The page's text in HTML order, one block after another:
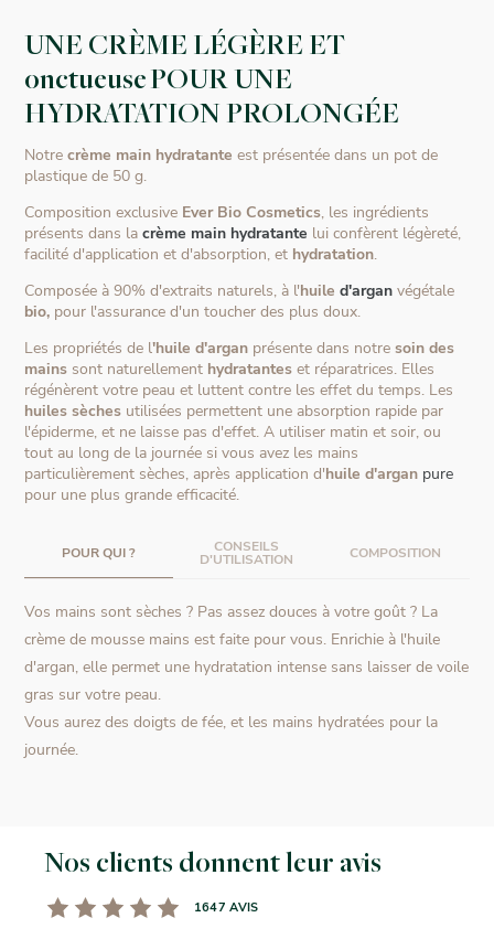
UNE CRÈME LÉGÈRE ET
onctueuse POUR UNE
HYDRATATION PROLONGÉE
Notrecrème main hydratante est présentée dans un pot de
plastique de 50 g.
Composition exclusive Ever Bio Cosmetics, les ingrédients
présents dans lacrème main hydratante lui confèrent légèreté,
facilité d'application et d'absorption, et hydratation.
Composée à 90% d'extraits naturels, à l'huiled'argan végétale
bio, pour l'assurance d'un toucher des plus doux.
Les propriétés de l'huile d'argan présente dans notresoin des
mains sont naturellement hydratantes et réparatrices. Elles
régénèrent votre peau et luttent contre les effet du temps. Les
huiles sèches utilisées permettent une absorption rapide par
l'épiderme, et ne laisse pas d'effet. A utiliser matin et soir, ou
tout au long de la journée si vous avez les mains
particulièrement sèches, après application d'huile d'argan pure
pour une plus grande efficacité.
POUR QUI ? CONSEILS
D'UTILISATION COMPOSITION
Vos mains sont sèches ? Pas assez douces à votre goût ? La
crème de mousse mains est faite pour vous. Enrichie à l'huile
d'argan, elle permet une hydratation intense sans laisser de voile
gras sur votre peau.
Vous aurez des doigts de fée, et les mains hydratées pour la
journée.
Nos clients donnent leur avis
1647 AVIS